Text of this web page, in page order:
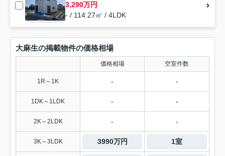
3,290万円
- / 114.27㎡ / 4LDK
大麻生の掲載物件の価格相場
価格相場 空室件数
1R～1K - -
1DK～1LDK - -
2K～2LDK - -
3K～3LDK 3990万円 1室